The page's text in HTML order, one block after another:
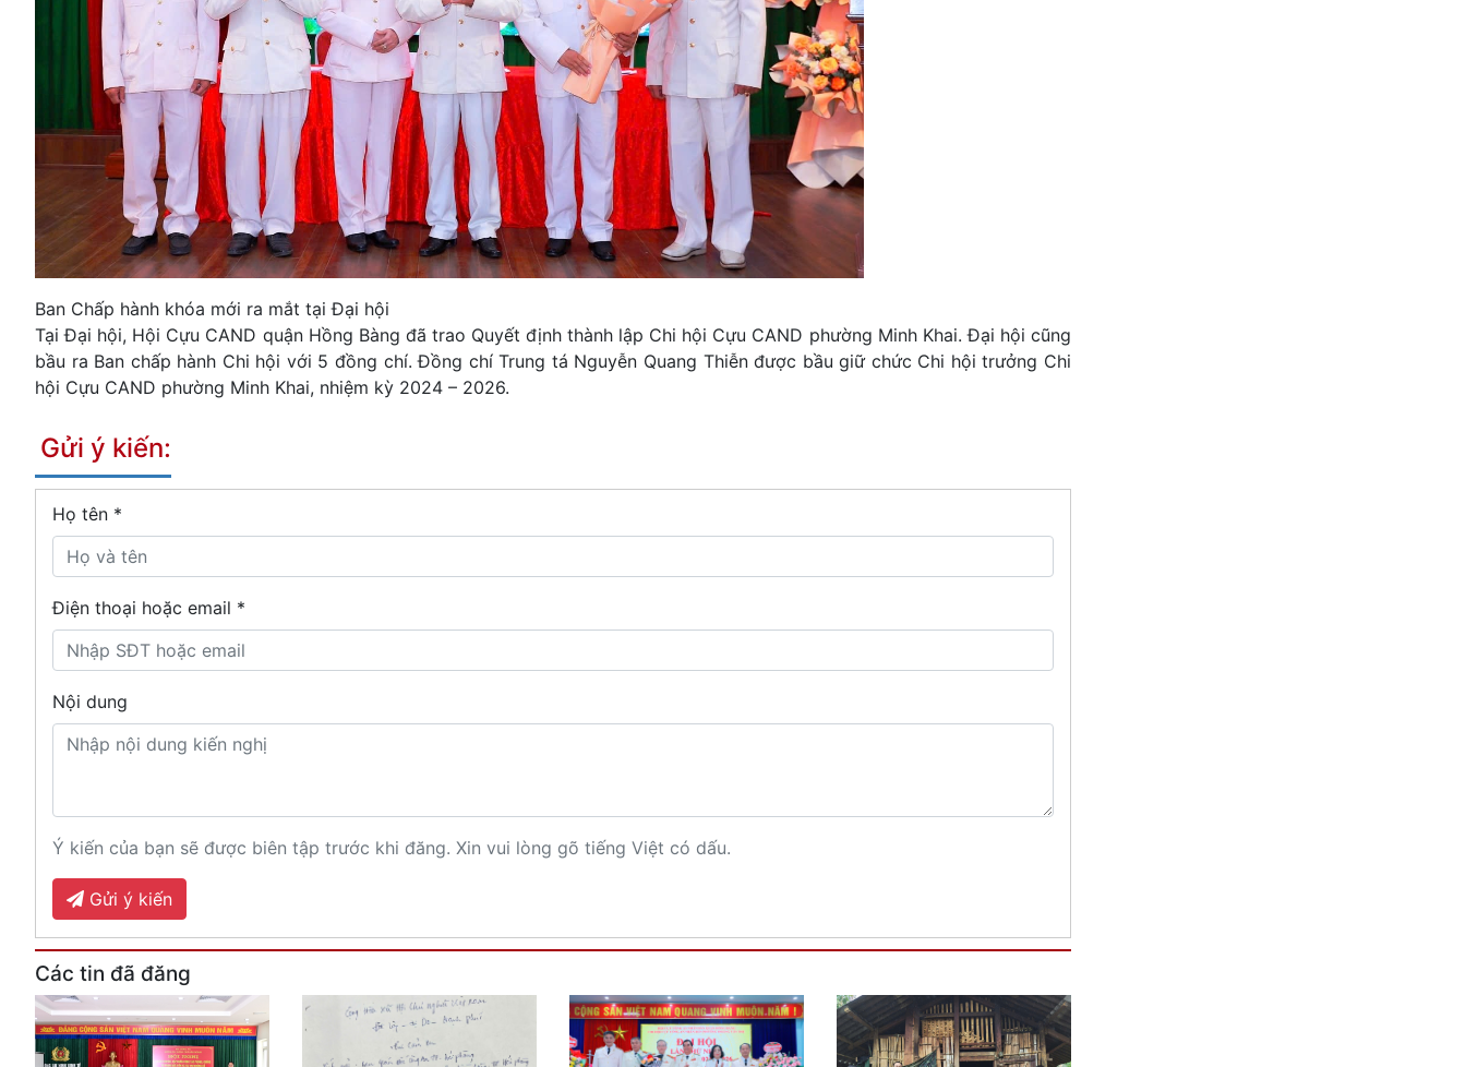
Ban Chấp hành khóa mới ra mắt tại Đại hội​​​​​​​
Tại Đại hội, Hội Cựu CAND quận Hồng Bàng đã trao Quyết định thành lập Chi hội Cựu CAND phường Minh Khai. Đại hội cũng
bầu ra Ban chấp hành Chi hội với 5 đồng chí. Đồng chí Trung tá Nguyễn Quang Thiễn được bầu giữ chức Chi hội trưởng Chi
hội Cựu CAND phường Minh Khai, nhiệm kỳ 2024 – 2026.
Gửi ý kiến:
Họ tên *
Điện thoại hoặc email *
Nội dung
Ý kiến của bạn sẽ được biên tập trước khi đăng. Xin vui lòng gõ tiếng Việt có dấu.
Gửi ý kiến
Các tin đã đăng